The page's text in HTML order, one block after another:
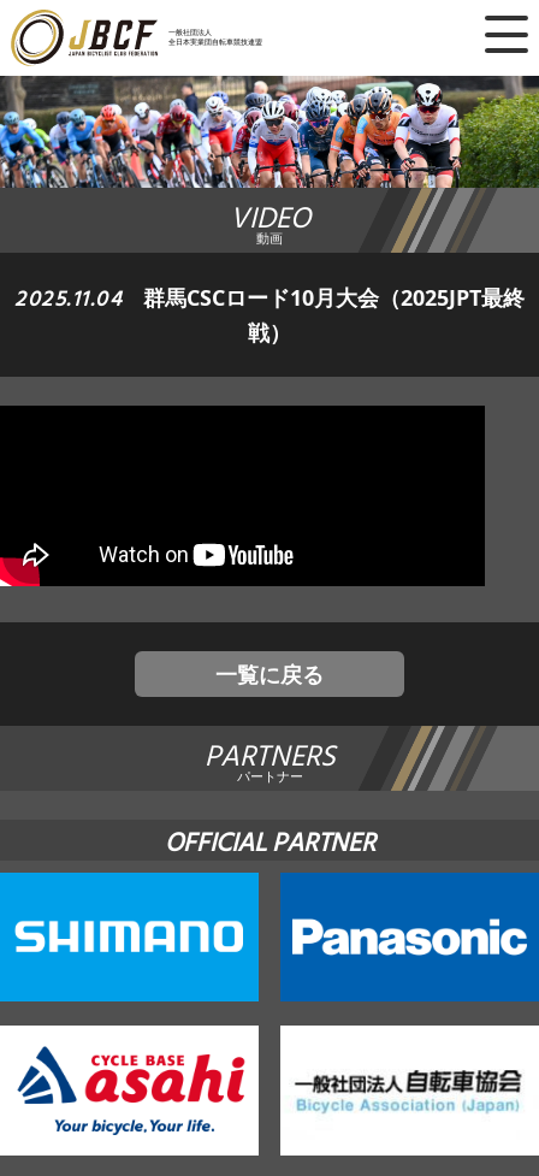
一般社団法人
全日本実業団自転車競技連盟
×
ニュース
レース日程
ランキング
レース結果
チーム・選手
競技ガイド
エントリー
VIDEO
動画
2025.11.04
群馬CSCロード10月大会（2025JPT最終
戦）
一覧に戻る
PARTNERS
パートナー
OFFICIAL PARTNER